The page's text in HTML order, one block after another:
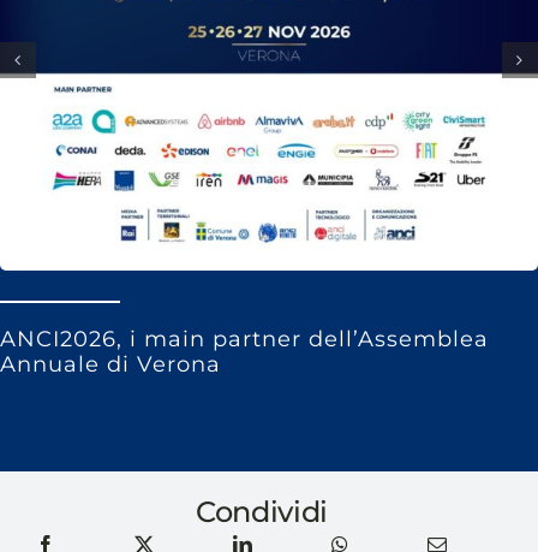
ANCI2026, i main partner dell’Assemblea
Annuale di Verona
Condividi